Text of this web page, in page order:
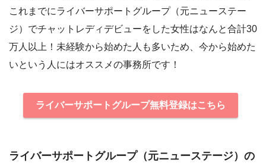
これまでにライバーサポートグループ（元ニューステー
ジ）でチャットレディデビューをした女性はなんと合計30
万人以上！未経験から始めた人も多いため、今から始めた
いという人にはオススメの事務所です！
ライバーサポートグループ無料登録はこちら
ライバーサポートグループ（元ニューステージ）の